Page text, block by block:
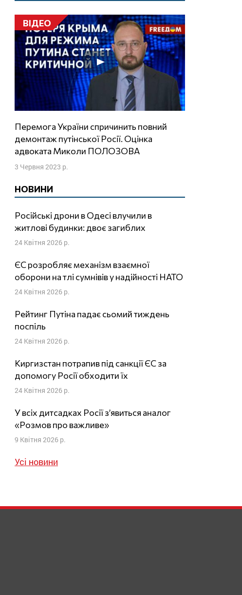
ВІДЕО
Перемога України спричинить повний
демонтаж путінської Росії. Оцінка
адвоката Миколи ПОЛОЗОВА
3 Червня 2023 р.
НОВИНИ
Російські дрони в Одесі влучили в
житлові будинки: двоє загиблих
24 Квітня 2026 р.
ЄС розробляє механізм взаємної
оборони на тлі сумнівів у надійності НАТО
24 Квітня 2026 р.
Рейтинг Путіна падає сьомий тиждень
поспіль
24 Квітня 2026 р.
Киргизстан потрапив під санкції ЄС за
допомогу Росії обходити їх
24 Квітня 2026 р.
У всіх дитсадках Росії з’явиться аналог
«Розмов про важливе»
9 Квітня 2026 р.
Усі новини